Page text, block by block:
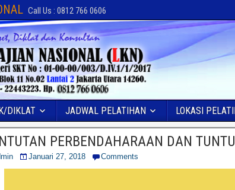
Call Us : 0812 766 0606
DIKLAT JADWAL PELATIHAN LOKASI
PERBENDAHARAAN DAN
Januari 27, 2018 Comments